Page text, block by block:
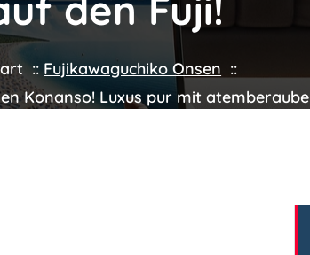
:: Fujikawaguchiko Onsen ::
Konanso! Luxus pur mit